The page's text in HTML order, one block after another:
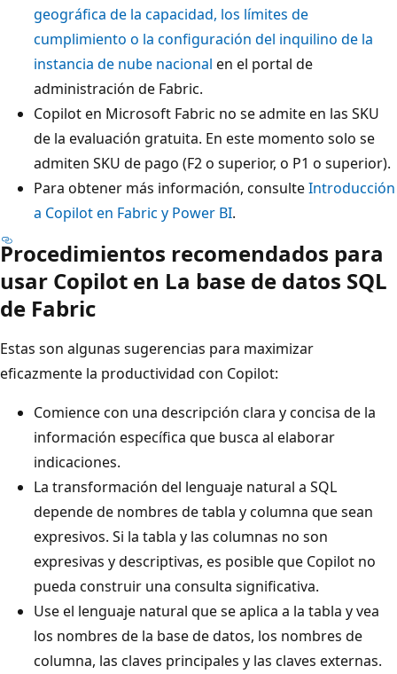
geográfica de la capacidad, los límites de
cumplimiento o la configuración del inquilino de la
instancia de nube nacional en el portal de
administración de Fabric.
Copilot en Microsoft Fabric no se admite en las SKU
de la evaluación gratuita. En este momento solo se
admiten SKU de pago (F2 o superior, o P1 o superior).
Para obtener más información, consulteIntroducción
a Copilot en Fabric y Power BI.
Procedimientos recomendados para
usar Copilot en La base de datos SQL
de Fabric
Estas son algunas sugerencias para maximizar
eficazmente la productividad con Copilot:
Comience con una descripción clara y concisa de la
información específica que busca al elaborar
indicaciones.
La transformación del lenguaje natural a SQL
depende de nombres de tabla y columna que sean
expresivos. Si la tabla y las columnas no son
expresivas y descriptivas, es posible que Copilot no
pueda construir una consulta significativa.
Use el lenguaje natural que se aplica a la tabla y vea
los nombres de la base de datos, los nombres de
columna, las claves principales y las claves externas.